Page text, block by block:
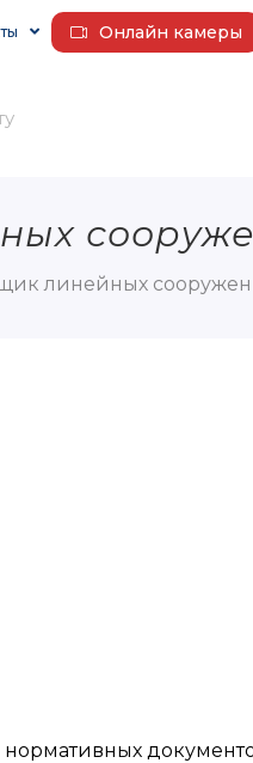
Онлайн камеры
линейных
нормативных